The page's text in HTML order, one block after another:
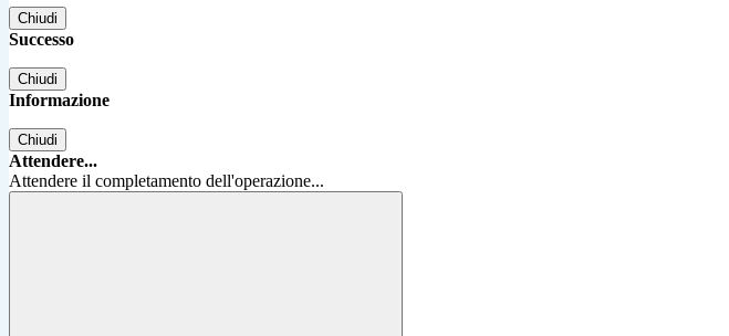
Chiudi
Successo
Chiudi
Informazione
Chiudi
Attendere...
Attendere il completamento dell'operazione...